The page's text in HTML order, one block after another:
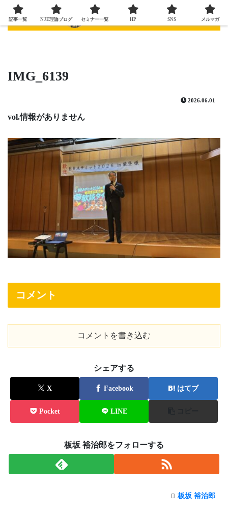
IMG_6139
2026.06.01
vol.情報がありません
コメント
コメントを書き込む
シェアする
X Facebook はてブ
Pocket LINE
板坂 裕治郎をフォローする
板坂 裕治郎
記事一覧 NJE理論ブログ セミナー一覧 HP SNS メルマガ